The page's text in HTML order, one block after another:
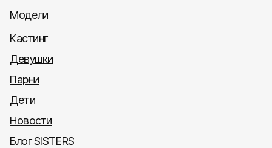
Модели
Кастинг
Девушки
Парни
Дети
Новости
Блог SISTERS